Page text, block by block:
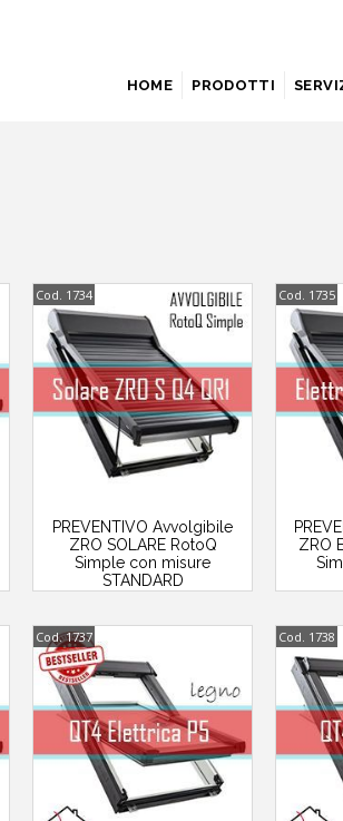
HOME PRODOTTI
Cod. 1734
PREVENTIVO Avvolgibile
ZRO SOLARE RotoQ
Simple con misure
STANDARD
Cod. 1735
ZRO
Cod. 1737 Cod. 1738